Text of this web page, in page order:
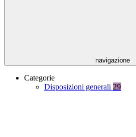
navigazione
Categorie
Disposizioni generali 29